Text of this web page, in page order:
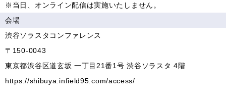
※当日、オンライン配信は実施いたしません。
会場
渋谷ソラスタコンファレンス
〒150-0043
東京都渋谷区道玄坂 一丁目21番1号 渋谷ソラスタ 4階
https://shibuya.infield95.com/access/